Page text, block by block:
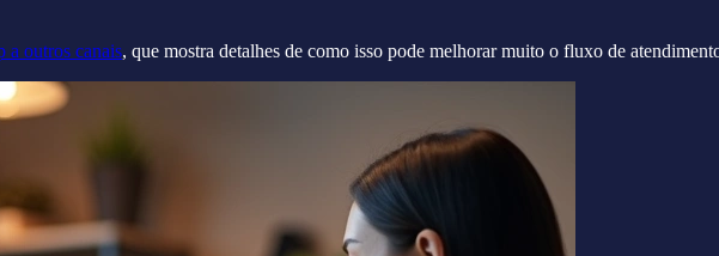
a outros canais, que mostra detalhes de como isso pode melhorar muito o fluxo de